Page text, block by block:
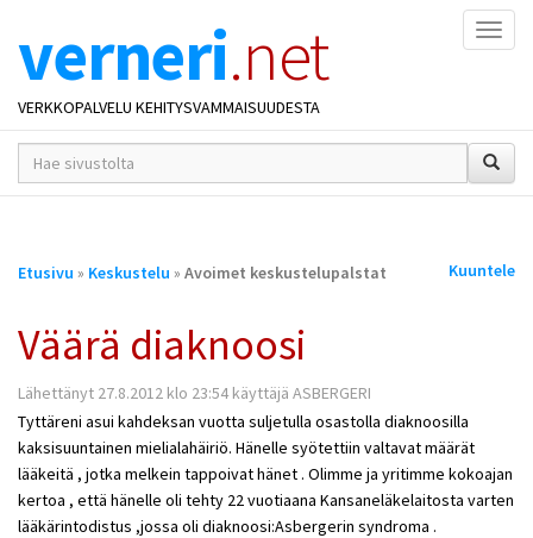
verneri.net
VERKKOPALVELU KEHITYSVAMMAISUUDESTA
hakusana(t)
*
Olet
Etusivu » Keskustelu » Avoimet keskustelupalstat Kuuntele
Väärä diaknoosi
Lähettänyt 27.8.2012 klo 23:54 käyttäjä ASBERGERI
Tyttäreni asui kahdeksan vuotta suljetulla osastolla diaknoosilla
kaksisuuntainen mielialahäiriö. Hänelle syötettiin valtavat määrät
lääkeitä , jotka melkein tappoivat hänet . Olimme ja yritimme kokoajan
kertoa , että hänelle oli tehty 22 vuotiaana Kansaneläkelaitosta varten
lääkärintodistus ,jossa oli diaknoosi:Asbergerin syndroma .